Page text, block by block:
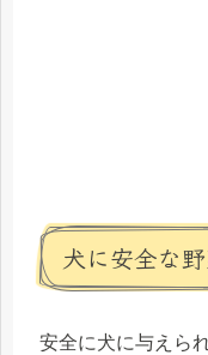
犬に安全な
安全に犬に与えら